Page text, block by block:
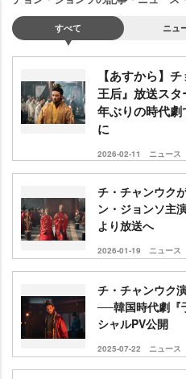
すべて ニュ
【あすから】
王后』放送ス
年ぶりの時代
に
2026-02-11 ニュース
チ・チャンウク
ン・ジョンソ主
より放送へ
2026-01-19 ニュース
チ・チャンウク
──韓国時代劇『
シャルPV公開
2025-07-22 ニュース